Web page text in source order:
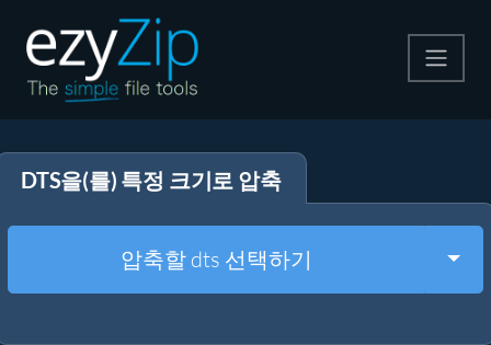
압축 해제
기타 도구
DTS을(를) 특정 크기로 압축
압축할 dts 선택하기